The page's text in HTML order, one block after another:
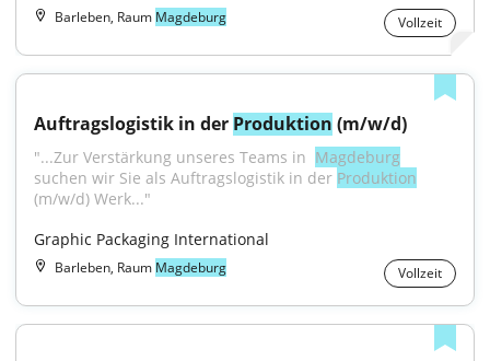
Barleben, Raum Magdeburg Vollzeit
Auftragslogistik in der Produktion (m/w/d)
"...Zur Verstärkung unseres Teams in ​ Magdeburg
suchen wir Sie als Auftragslogistik in der Produktion
(m/w/d) Werk..."
Graphic Packaging International
Barleben, Raum Magdeburg Vollzeit